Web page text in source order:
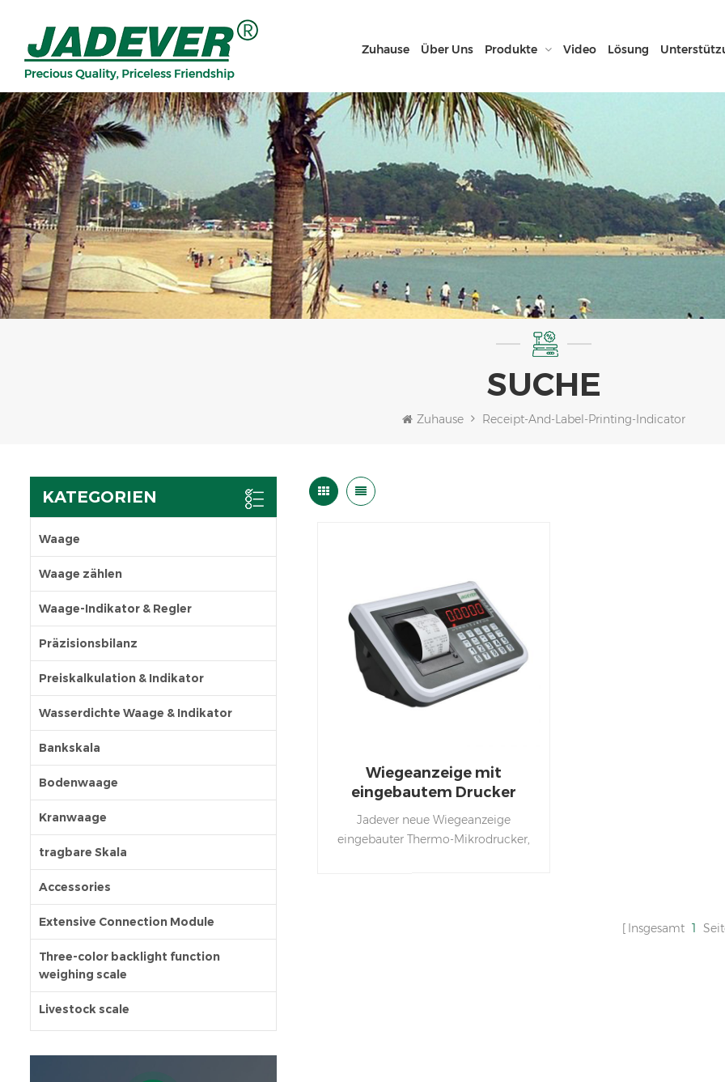
Zuhause Über Uns Produkte Video Lösung
SUCHE
Zuhause Receipt-And-Label-Printing-Indicator
KATEGORIEN
Waage
Waage zählen
Waage-Indikator & Regler
Präzisionsbilanz
Preiskalkulation & Indikator
Wasserdichte Waage & Indikator
Bankskala
Bodenwaage
Kranwaage
tragbare Skala
Accessories
Extensive Connection Module
Three-color backlight function
weighing scale
Livestock scale
Wiegeanzeige mit
eingebautem Drucker
Jadever neue Wiegeanzeige
eingebauter Thermo-Mikrodrucker,
Insgesamt 1